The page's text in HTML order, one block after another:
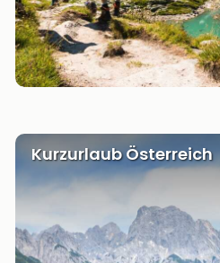
Kurzurlaub Österreich